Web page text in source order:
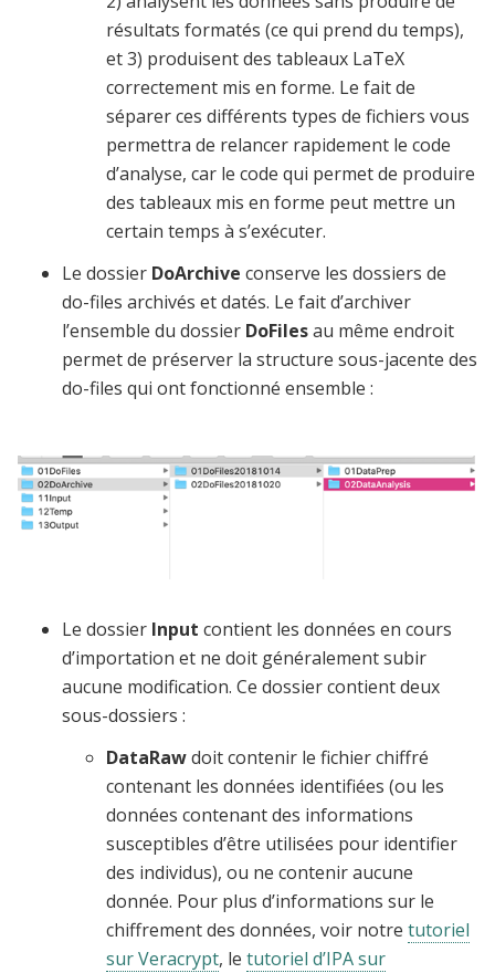
résultats formatés (ce qui prend du temps),
et 3) produisent des tableaux LaTeX
correctement mis en forme. Le fait de
séparer ces différents types de fichiers vous
permettra de relancer rapidement le code
d’analyse, car le code qui permet de produire
des tableaux mis en forme peut mettre un
certain temps à s’exécuter.
Le dossier DoArchive conserve les dossiers de
do-files archivés et datés. Le fait d’archiver
l’ensemble du dossier DoFilesau même endroit
permet de préserver la structure sous-jacente des
do-files qui ont fonctionné ensemble :
Le dossier Input contient les données en cours
d’importation et ne doit généralement subir
aucune modification. Ce dossier contient deux
sous-dossiers :
DataRawdoit contenir le fichier chiffré
contenant les données identifiées (ou les
données contenant des informations
susceptibles d’être utilisées pour identifier
des individus), ou ne contenir aucune
donnée. Pour plus d’informations sur le
chiffrement des données, voir notre tutoriel
sur Veracrypt, le tutoriel d’IPA sur